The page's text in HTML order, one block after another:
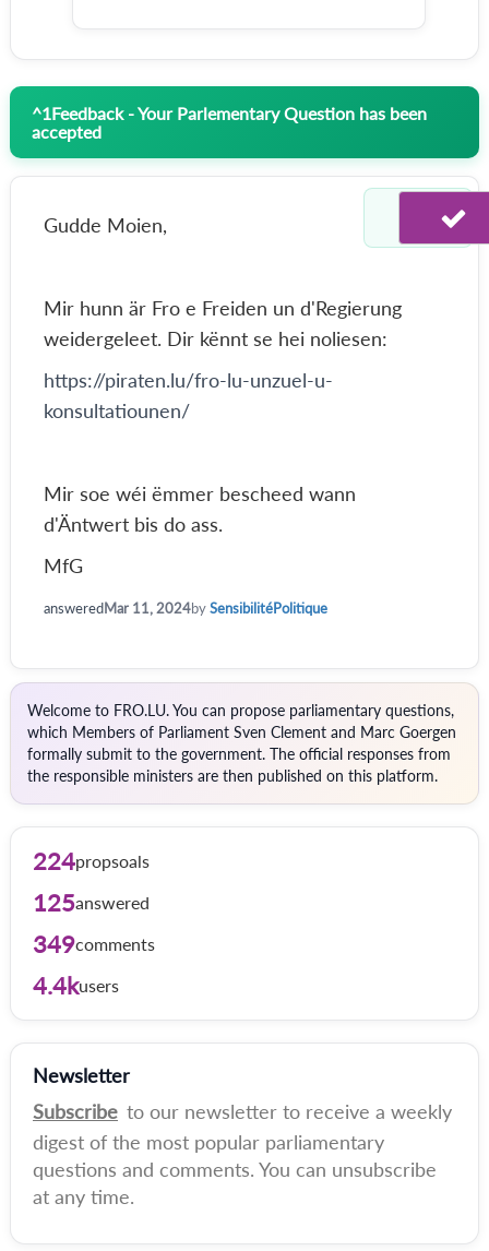
^1Feedback - Your Parlementary Question has been
accepted
Gudde Moien,
Mir hunn är Fro e Freiden un d'Regierung
weidergeleet. Dir kënnt se hei noliesen:
https://piraten.lu/fro-lu-unzuel-u-
konsultatiounen/
Mir soe wéi ëmmer bescheed wann
d'Äntwert bis do ass.
MfG
answeredMar 11, 2024bySensibilitéPolitique
Welcome to FRO.LU. You can propose parliamentary questions,
which Members of Parliament Sven Clement and Marc Goergen
formally submit to the government. The official responses from
the responsible ministers are then published on this platform.
224propsoals
125answered
349comments
4.4kusers
Newsletter
Subscribe to our newsletter to receive a weekly
digest of the most popular parliamentary
questions and comments. You can unsubscribe
at any time.